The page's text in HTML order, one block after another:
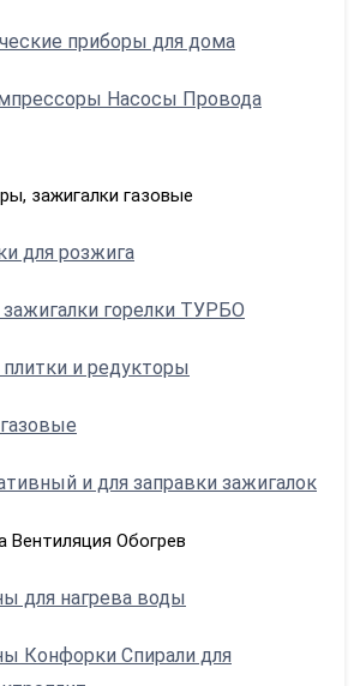
приборы для дома
Насосы Провода
зажигалки газовые
для розжига
горелки ТУРБО
и редукторы
и для заправки зажигалок
Обогрев
для нагрева воды
Конфорки Спирали для